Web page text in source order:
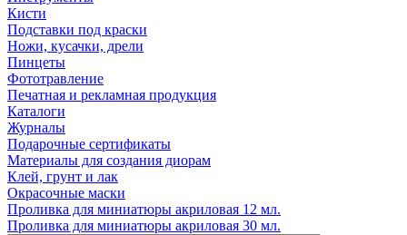
Кисти
Подставки под краски
Ножи, кусачки, дрели
Пинцеты
Фототравление
Печатная и рекламная продукция
Каталоги
Журналы
Подарочные сертификаты
Материалы для создания диорам
Клей, грунт и лак
Окрасочные маски
Проливка для миниатюры акриловая 12 мл.
Проливка для миниатюры акриловая 30 мл.